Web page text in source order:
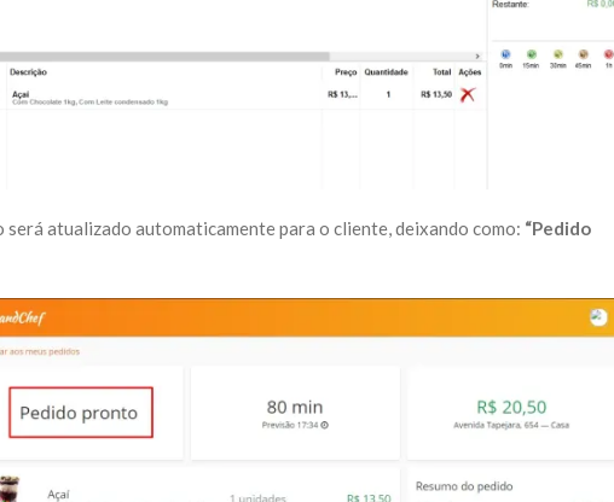
será atualizado automaticamente para o cliente, deixando como: “Pedido